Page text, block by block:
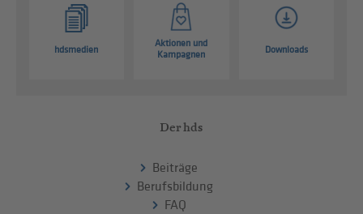
hdsmedien
Aktionen und
Kampagnen
Downloads
Der hds
Beiträge
Berufsbildung
FAQ